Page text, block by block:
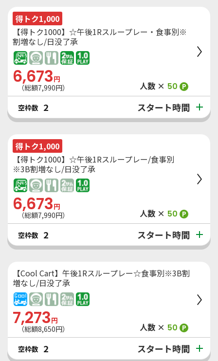
得トク1,000
【得トク1000】☆午後1Rスループレー・食事別※
割増なし/日没了承
6,673円
（総額7,990円） 人数 × 50 P
空枠数 2 スタート時間
得トク1,000
【得トク1000】☆午後1Rスループレー/食事別
※3B割増なし/日没了承
6,673円
（総額7,990円） 人数 × 50 P
空枠数 2 スタート時間
【Cool Cart】午後1Rスループレー☆食事別※3B割
増なし/日没了承
7,273円
（総額8,650円） 人数 × 50 P
空枠数 2 スタート時間